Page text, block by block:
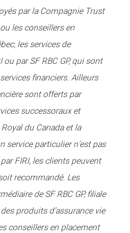
par la Compagnie Trust
les conseillers en
les services de
par SF RBC GP, qui sont
financiers. Ailleurs
sont offerts par
successoraux et
du Canada et la
service particulier n’est pas
FIRI, les clients peuvent
recommandé. Les
de SF RBC GP, filiale
produits d’assurance vie
conseillers en placement